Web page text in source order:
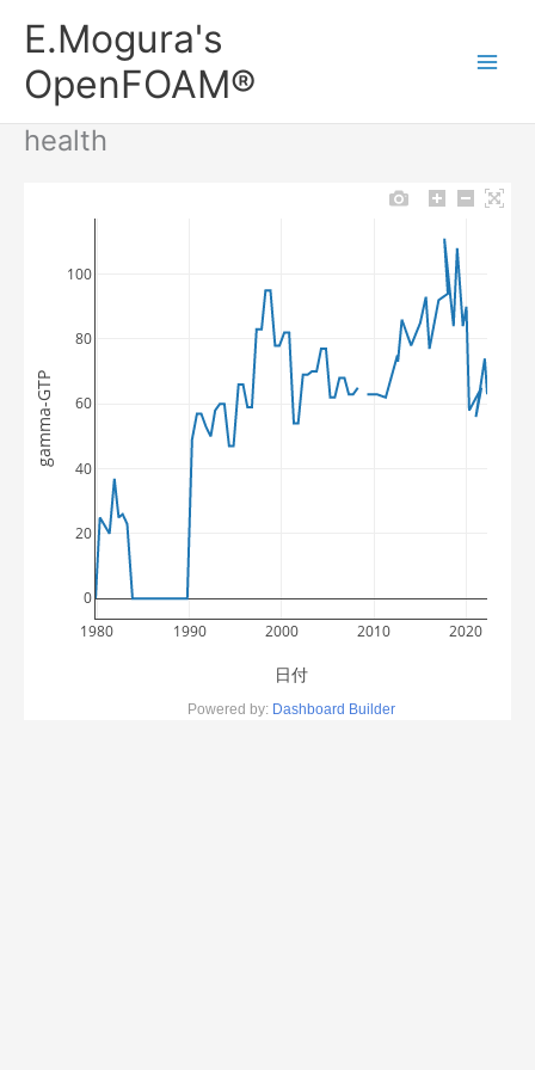
E.Mogura's
OpenFOAM®
health
1980 1990 2000 2010 2020
0
20
40
60
80
100
日付
gamma-GTP
Powered by: Dashboard Builder